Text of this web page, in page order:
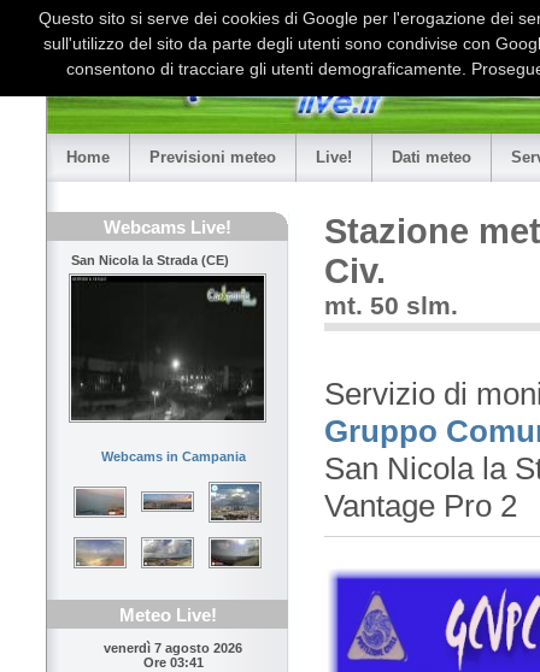
Home Previsioni meteo Live! Dati meteo
Webcams Live!
San Nicola la Strada (CE)
Webcams in Campania
Meteo Live!
venerdì 7 agosto 2026
Ore 03:41
Stazione
Civ.
mt. 50 slm.
Servizio di
Gruppo
San Nicola la
Vantage Pro 2
Questo sito si serve dei cookies di Google per l'erogazione dei
sull'utilizzo del sito da parte degli utenti sono condivise con
consentono di tracciare gli utenti demograficamente.